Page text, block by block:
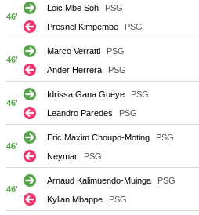
46'
Loic Mbe Soh
PSG
Presnel Kimpembe
PSG
46'
Marco Verratti
PSG
Ander Herrera
PSG
46'
Idrissa Gana Gueye
PSG
Leandro Paredes
PSG
46'
Eric Maxim Choupo-Moting
PSG
Neymar
PSG
46'
Arnaud Kalimuendo-Muinga
PSG
Kylian Mbappe
PSG